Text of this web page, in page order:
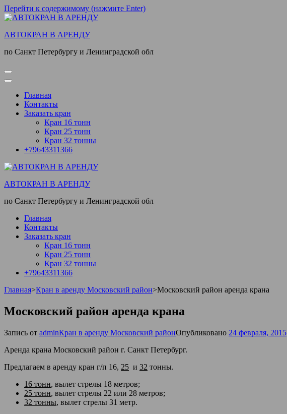
Перейти к содержимому (нажмите Enter)
АВТОКРАН В АРЕНДУ
по Санкт Петербургу и Ленинградской обл
Главная
Контакты
Заказать кран
Кран 16 тонн
Кран 25 тонн
Кран 32 тонны
+79643311366
АВТОКРАН В АРЕНДУ
по Санкт Петербургу и Ленинградской обл
Главная
Контакты
Заказать кран
Кран 16 тонн
Кран 25 тонн
Кран 32 тонны
+79643311366
Главная>Кран в аренду Московский район>Московский район аренда крана
Московский район аренда крана
Запись от adminКран в аренду Московский районОпубликовано 24 февраля, 2015
Аренда крана Московский район г. Санкт Петербург.
Предлагаем в аренду кран г/п 16, 25 и 32 тонны.
16 тонн, вылет стрелы 18 метров;
25 тонн, вылет стрелы 22 или 28 метров;
32 тонны, вылет стрелы 31 метр.